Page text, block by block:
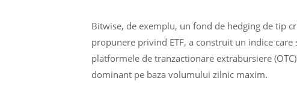
Bitwise, de exemplu, un fond de hedging de tip
propunere privind ETF, a construit un indice
platformele de tranzactionare extrabursiere
dominant pe baza volumului zilnic maxim.